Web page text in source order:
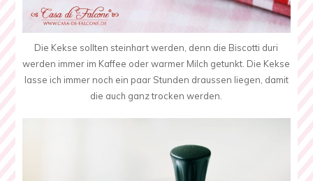
Die Kekse sollten steinhart werden, denn die Biscotti duri
werden immer im Kaffee oder warmer Milch getunkt. Die Kekse
lasse ich immer noch ein paar Stunden draussen liegen, damit
die auch ganz trocken werden.